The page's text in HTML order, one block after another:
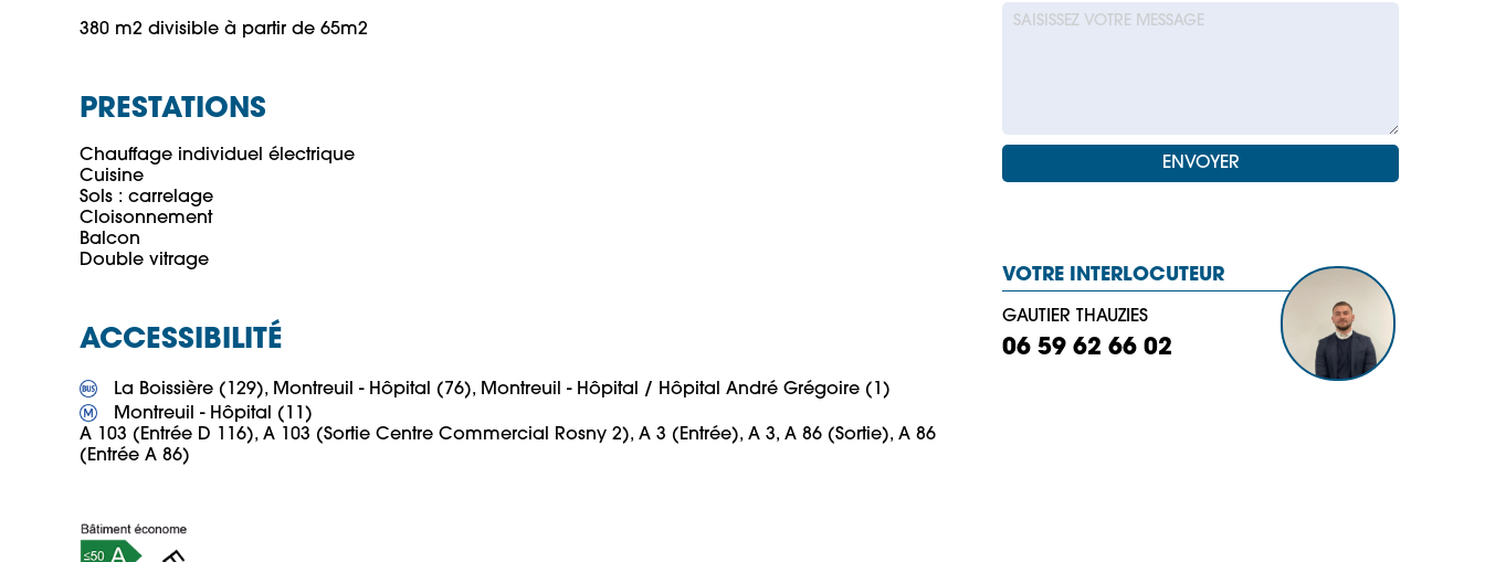
380 m2 divisible à partir de 65m2
PRESTATIONS
Chauffage individuel électrique
Cuisine
Sols : carrelage
Cloisonnement
Balcon
Double vitrage
ACCESSIBILITÉ
Montreuil - Hôpital (11)
A 103 (Entrée D 116), A 103 (Sortie Centre Commercial Rosny 2), A 3 (Entrée), A 3, A 86 (Sortie), A 86
(Entrée A 86)
VOTRE INTERLOCUTEUR
GAUTIER THAUZIES
06 59 62 66 02